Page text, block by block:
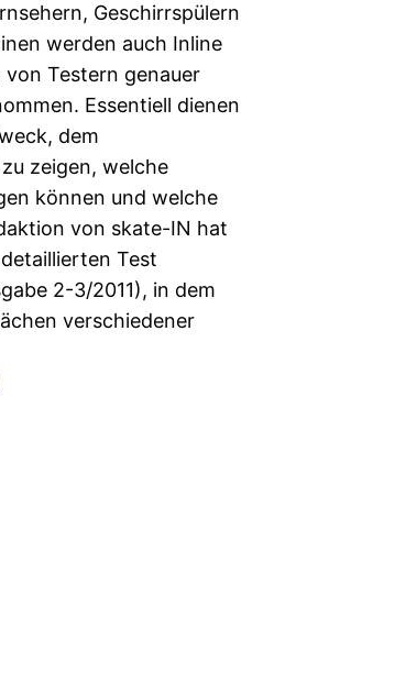
Geschirrspülern
werden auch Inline
von Testern genauer
Essentiell dienen
dem
zeigen, welche
können und welche
von skate-IN hat
Test
2-3/2011), in dem
verschiedener